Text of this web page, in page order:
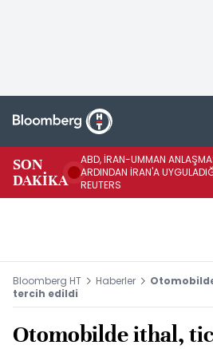
SON
DAKİKA
ABD, İRAN-UMMAN
ARDINDAN İRAN'A
REUTERS
Bloomberg HT Haberler
tercih edildi
Otomobilde ithal,